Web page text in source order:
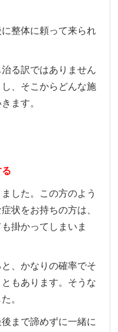
整体に頼って来られ
る訳ではありません
、そこからどんな施
ます。
した。
この方のよう
状をお持ちの方は、
掛かってしまいま
、かなりの確率でそ
もあります。そうな
。
まで諦めずに一緒に